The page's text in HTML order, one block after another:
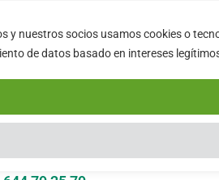
y nuestros socios usamos cookies o
de datos basado en intereses
– España
hs. Soporte Online